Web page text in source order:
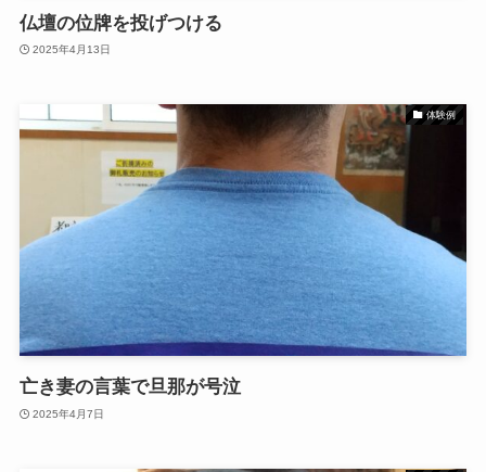
仏壇の位牌を投げつける
2025年4月13日
体験例
亡き妻の言葉で旦那が号泣
2025年4月7日